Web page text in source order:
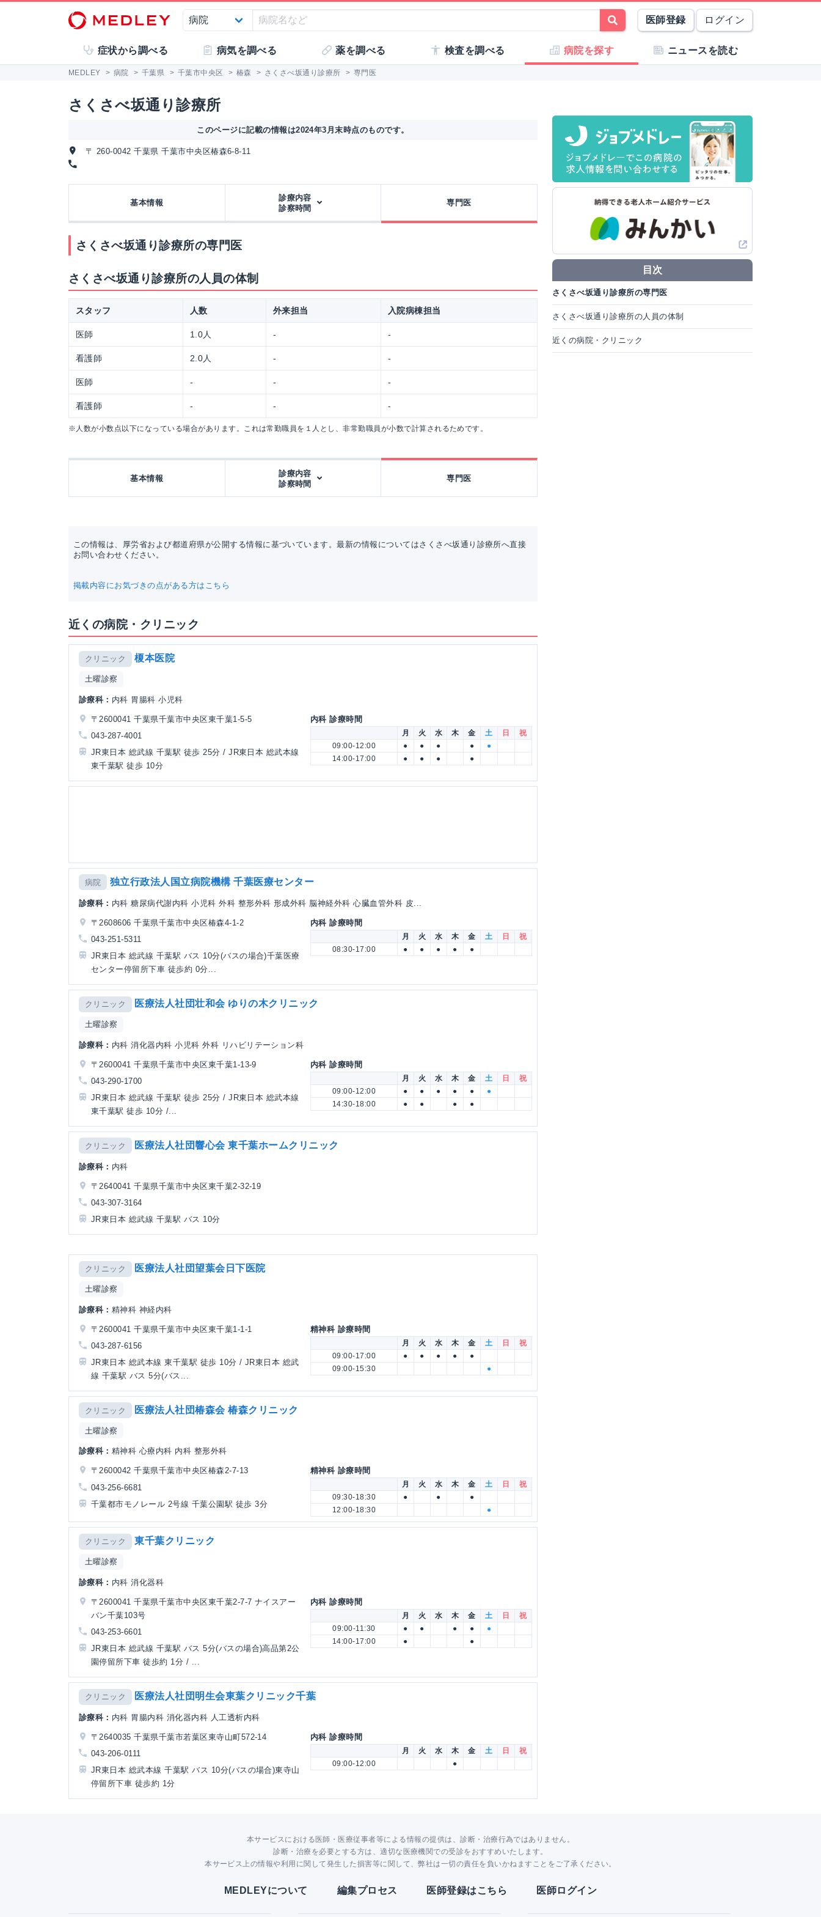
医師登録 ログイン
症状から調べる 病気を調べる 薬を調べる 検査を調べる 病院を探す ニュースを読む
MEDLEY > 病院 > 千葉県 > 千葉市中央区 > 椿森 > さくさべ坂通り診療所 > 専門医
さくさべ坂通り診療所
このページに記載の情報は2024年3月末時点のものです。
〒 260-0042 千葉県 千葉市中央区椿森6-8-11
基本情報
診療内容
診察時間
専門医
さくさべ坂通り診療所の専門医
さくさべ坂通り診療所の人員の体制
スタッフ 人数 外来担当 入院病棟担当
医師 1.0人 - -
看護師 2.0人 - -
医師 - - -
看護師 - - -
※人数が小数点以下になっている場合があります。これは常勤職員を１人とし、非常勤職員が小数で計算されるためです。
基本情報
診療内容
診察時間
専門医
この情報は、厚労省および都道府県が公開する情報に基づいています。最新の情報についてはさくさべ坂通り診療所へ直接
お問い合わせください。
掲載内容にお気づきの点がある方はこちら
近くの病院・クリニック
クリニック 榎本医院
土曜診察
診療科： 内科 胃腸科 小児科
〒2600041 千葉県千葉市中央区東千葉1-5-5
043-287-4001
JR東日本 総武線 千葉駅 徒歩 25分 / JR東日本 総武本線
東千葉駅 徒歩 10分
内科 診療時間
月 火 水 木 金 土 日
祝
09:00-12:00
● ● ● ●
●
14:00-17:00
● ● ● ●
病院 独立行政法人国立病院機構 千葉医療センター
診療科： 内科 糖尿病代謝内科 小児科 外科 整形外科 形成外科 脳神経外科 心臓血管外科 皮...
〒2608606 千葉県千葉市中央区椿森4-1-2
043-251-5311
JR東日本 総武線 千葉駅 バス 10分(バスの場合)千葉医療
センター停留所下車 徒歩約 0分...
内科 診療時間
月 火 水 木 金 土 日
祝
08:30-17:00
● ● ● ● ●
クリニック 医療法人社団壮和会 ゆりの木クリニック
土曜診察
診療科： 内科 消化器内科 小児科 外科 リハビリテーション科
〒2600041 千葉県千葉市中央区東千葉1-13-9
043-290-1700
JR東日本 総武線 千葉駅 徒歩 25分 / JR東日本 総武本線
東千葉駅 徒歩 10分 /...
内科 診療時間
月 火 水 木 金 土 日
祝
09:00-12:00
● ● ● ● ●
●
14:30-18:00
● ● ● ●
クリニック 医療法人社団響心会 東千葉ホームクリニック
診療科： 内科
〒2640041 千葉県千葉市中央区東千葉2-32-19
043-307-3164
JR東日本 総武線 千葉駅 バス 10分
クリニック 医療法人社団望葉会日下医院
土曜診察
診療科： 精神科 神経内科
〒2600041 千葉県千葉市中央区東千葉1-1-1
043-287-6156
JR東日本 総武本線 東千葉駅 徒歩 10分 / JR東日本 総武
線 千葉駅 バス 5分(バス...
精神科 診療時間
月 火 水 木 金 土 日
祝
09:00-17:00
● ● ● ●
●
09:00-15:30
●
クリニック 医療法人社団椿森会 椿森クリニック
土曜診察
診療科： 精神科 心療内科 内科 整形外科
〒2600042 千葉県千葉市中央区椿森2-7-13
043-256-6681
千葉都市モノレール 2号線 千葉公園駅 徒歩 3分
精神科 診療時間
月 火 水 木 金 土 日
祝
09:30-18:30
● ●
●
12:00-18:30
●
クリニック 東千葉クリニック
土曜診察
診療科： 内科 消化器科
〒2600041 千葉県千葉市中央区東千葉2-7-7 ナイスアー
バン千葉103号
043-253-6601
JR東日本 総武線 千葉駅 バス 5分(バスの場合)高品第2公
園停留所下車 徒歩約 1分 / ...
内科 診療時間
月 火 水 木 金 土 日
祝
09:00-11:30
● ● ● ●
●
14:00-17:00
● ●
クリニック 医療法人社団明生会東葉クリニック千葉
診療科： 内科 胃腸内科 消化器内科 人工透析内科
〒2640035 千葉県千葉市若葉区東寺山町572-14
043-206-0111
JR東日本 総武本線 千葉駅 バス 10分(バスの場合)東寺山
停留所下車 徒歩約 1分
内科 診療時間
月 火 水 木 金 土 日
祝
09:00-12:00
●
目次
さくさべ坂通り診療所の専門医
さくさべ坂通り診療所の人員の体制
近くの病院・クリニック
本サービスにおける医師・医療従事者等による情報の提供は、診断・治療行為ではありません。
診断・治療を必要とする方は、適切な医療機関での受診をおすすめいたします。
本サービス上の情報や利用に関して発生した損害等に関して、弊社は一切の責任を負いかねますことをご了承ください。
MEDLEYについて 編集プロセス 医師登録はこちら 医師ログイン